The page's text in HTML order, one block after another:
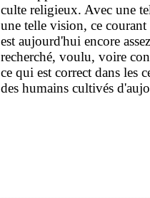
culte religieux. Avec une
une telle vision, ce
est aujourd'hui encore
recherché, voulu, voire
ce qui est correct dans les
des humains cultivés